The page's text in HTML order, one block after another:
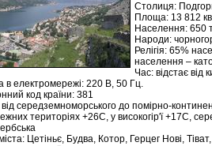
Столиця:
Площа: 13 812
Населення: 650
Народи:
Релігія: 65%
населення –
Час: відстає від
в електромережі: 220 В, 50 Гц.
код країни: 381
від середземноморського до помірно-
територіях +26С, у високогір'ї +17С,
Цетіньє, Будва, Котор, Герцег Нові,